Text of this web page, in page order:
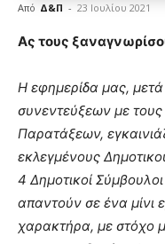
Από Δ&Π - 23 Ιουλίου 2021
blonde
hot
cam
show.desi
xxx
lyons
teaches
you
Ας τους
H εφημερίδα μας,
συνεντεύξεων με
Παρατάξεων,
εκλεγμένους
4 Δημοτικοί
απαντούν σε ένα μίνι
χαρακτήρα, με στόχο